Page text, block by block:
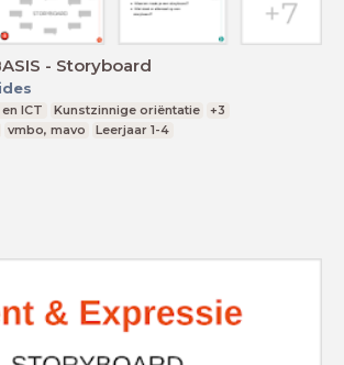
- Storyboard
ICT Kunstzinnige oriëntatie
+3
vmbo, mavo Leerjaar 1-4